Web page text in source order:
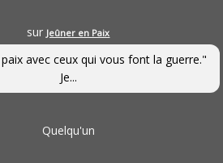
sur Jeûner en Paix
paix avec ceux qui vous font la guerre."
Je...
Quelqu'un